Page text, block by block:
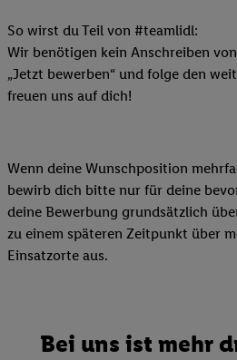
So wirst du Teil von #teamlidl:
Wir benötigen kein Anschreiben
„Jetzt bewerben“ und folge den
freuen uns auf dich!
Wenn deine Wunschposition
bewirb dich bitte nur für deine
deine Bewerbung grundsätzlich
zu einem späteren Zeitpunkt über
Einsatzorte aus.
Bei uns ist mehr